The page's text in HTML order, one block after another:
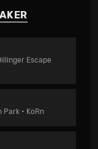
Escape
• KoRn